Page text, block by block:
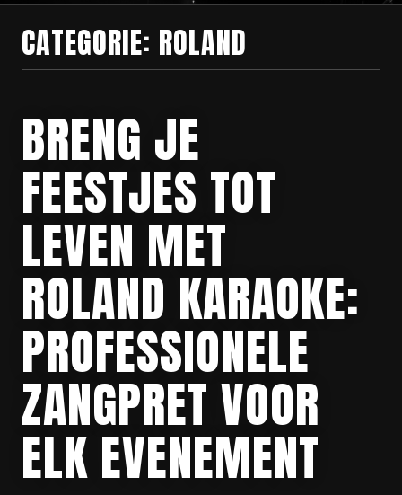
CATEGORIE: ROLAND
BRENG JE
FEESTJES TOT
LEVEN MET
ROLAND KARAOKE:
PROFESSIONELE
ZANGPRET VOOR
ELK EVENEMENT